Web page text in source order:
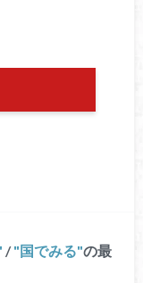
/ 国でみる の最